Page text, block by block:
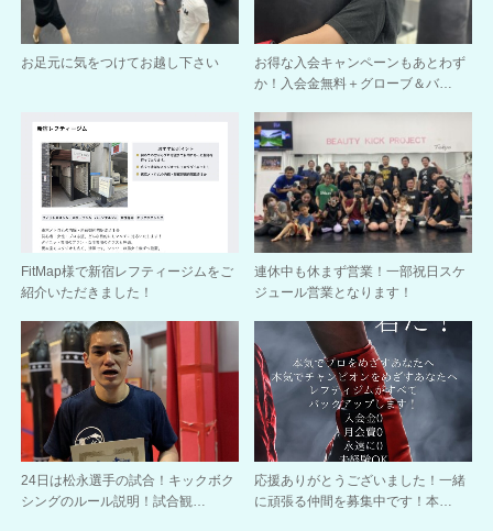
お足元に気をつけてお越し下さい
お得な入会キャンペーンもあとわず
か！入会金無料＋グローブ＆バ…
FitMap様で新宿レフティージムをご
紹介いただきました！
連休中も休まず営業！一部祝日スケ
ジュール営業となります！
24日は松永選手の試合！キックボク
シングのルール説明！試合観…
応援ありがとうございました！一緒
に頑張る仲間を募集中です！本…